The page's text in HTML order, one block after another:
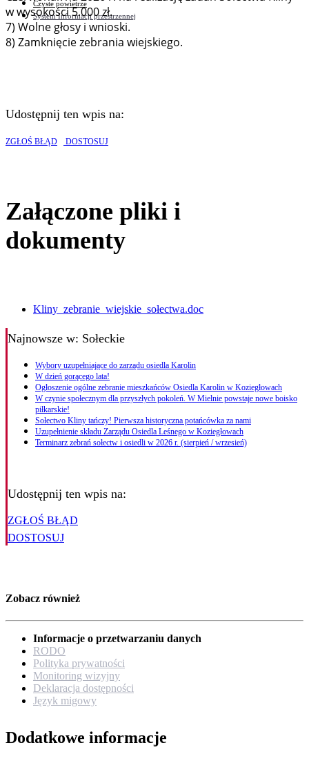
Czyste powietrze
System Informacji przestrzennej
w wysokości 5.000 zł.
7) Wolne głosy i wnioski.
8) Zamknięcie zebrania wiejskiego.
Udostępnij ten wpis na:
ZGŁOŚ BŁĄD DOSTOSUJ
Załączone pliki i
dokumenty
Kliny_zebranie_wiejskie_sołectwa.doc
Najnowsze w: Sołeckie
Wybory uzupełniające do zarządu osiedla Karolin
W dzień gorącego lata!
Ogłoszenie ogólne zebranie mieszkańców Osiedla Karolin w Koziegłowach
W czynie społecznym dla przyszłych pokoleń. W Mielnie powstaje nowe boisko
piłkarskie!
Sołectwo Kliny tańczy! Pierwsza historyczna potańcówka za nami
Uzupełnienie składu Zarządu Osiedla Leśnego w Koziegłowach
Terminarz zebrań sołectw i osiedli w 2026 r. (sierpień / wrzesień)
Udostępnij ten wpis na:
ZGŁOŚ BŁĄD
DOSTOSUJ
Zobacz również
Informacje o przetwarzaniu danych
RODO
Polityka prywatności
Monitoring wizyjny
Deklaracja dostępności
Język migowy
Dodatkowe informacje